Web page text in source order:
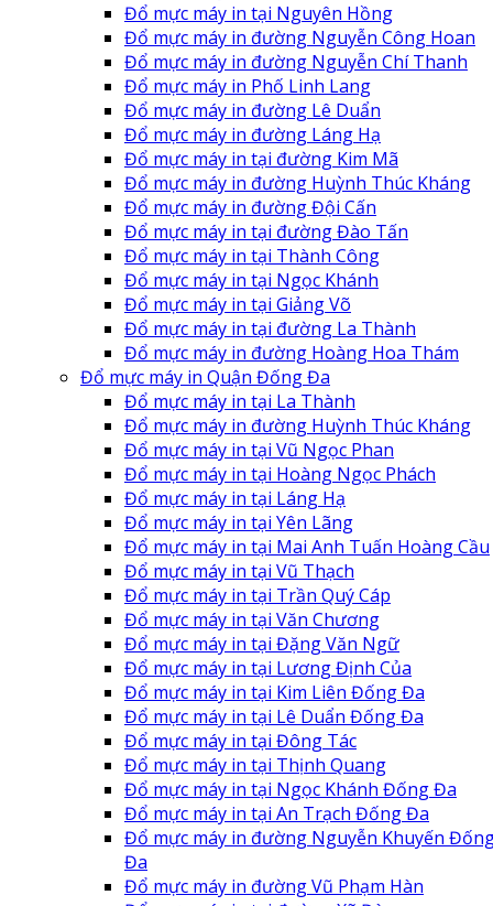
Đổ mực máy in tại Nguyên Hồng
Đổ mực máy in đường Nguyễn Công Hoan
Đổ mực máy in đường Nguyễn Chí Thanh
Đổ mực máy in Phố Linh Lang
Đổ mực máy in đường Lê Duẩn
Đổ mực máy in đường Láng Hạ
Đổ mực máy in tại đường Kim Mã
Đổ mực máy in đường Huỳnh Thúc Kháng
Đổ mực máy in đường Đội Cấn
Đổ mực máy in tại đường Đào Tấn
Đổ mực máy in tại Thành Công
Đổ mực máy in tại Ngọc Khánh
Đổ mực máy in tại Giảng Võ
Đổ mực máy in tại đường La Thành
Đổ mực máy in đường Hoàng Hoa Thám
Đổ mực máy in Quận Đống Đa
Đổ mực máy in tại La Thành
Đổ mực máy in đường Huỳnh Thúc Kháng
Đổ mực máy in tại Vũ Ngọc Phan
Đổ mực máy in tại Hoàng Ngọc Phách
Đổ mực máy in tại Láng Hạ
Đổ mực máy in tại Yên Lãng
Đổ mực máy in tại Mai Anh Tuấn Hoàng Cầu
Đổ mực máy in tại Vũ Thạch
Đổ mực máy in tại Trần Quý Cáp
Đổ mực máy in tại Văn Chương
Đổ mực máy in tại Đặng Văn Ngữ
Đổ mực máy in tại Lương Định Của
Đổ mực máy in tại Kim Liên Đống Đa
Đổ mực máy in tại Lê Duẩn Đống Đa
Đổ mực máy in tại Đông Tác
Đổ mực máy in tại Thịnh Quang
Đổ mực máy in tại Ngọc Khánh Đống Đa
Đổ mực máy in tại An Trạch Đống Đa
Đổ mực máy in đường Nguyễn Khuyến
Đa
Đổ mực máy in đường Vũ Phạm Hàn